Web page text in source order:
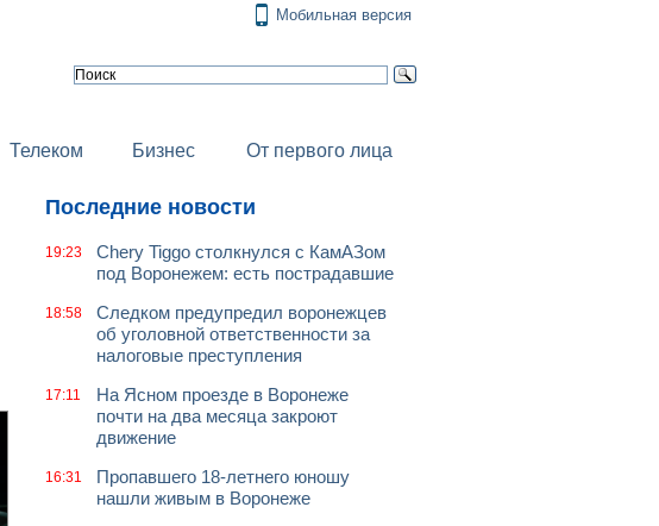
Мобильная версия
Телеком Бизнес От первого лица
Последние новости
19:23
Chery Tiggo столкнулся с КамАЗом
под Воронежем: есть пострадавшие
18:58
Следком предупредил воронежцев
об уголовной ответственности за
налоговые преступления
17:11
На Ясном проезде в Воронеже
почти на два месяца закроют
движение
16:31
Пропавшего 18-летнего юношу
нашли живым в Воронеже